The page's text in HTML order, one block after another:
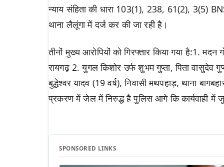
न्याय संहिता की धारा 103(1), 238, 61(2), 3(5)
थाना लैलूंगा में दर्ज कर की जा रही है।
तीनों मुख्य आरोपियों को गिरफ्तार किया गया है:1. मदन
रायगढ़ 2. युगल किशोर उर्फ शुभम गुप्ता, पिता वासुदेव
बुद्धेश्वर यादव (19 वर्ष), निवासी मथपहाड़, थाना
प्रकरण में जेल में निरुद्ध है पुलिस आगे कि कार्यवाही में
SPONSORED LINKS